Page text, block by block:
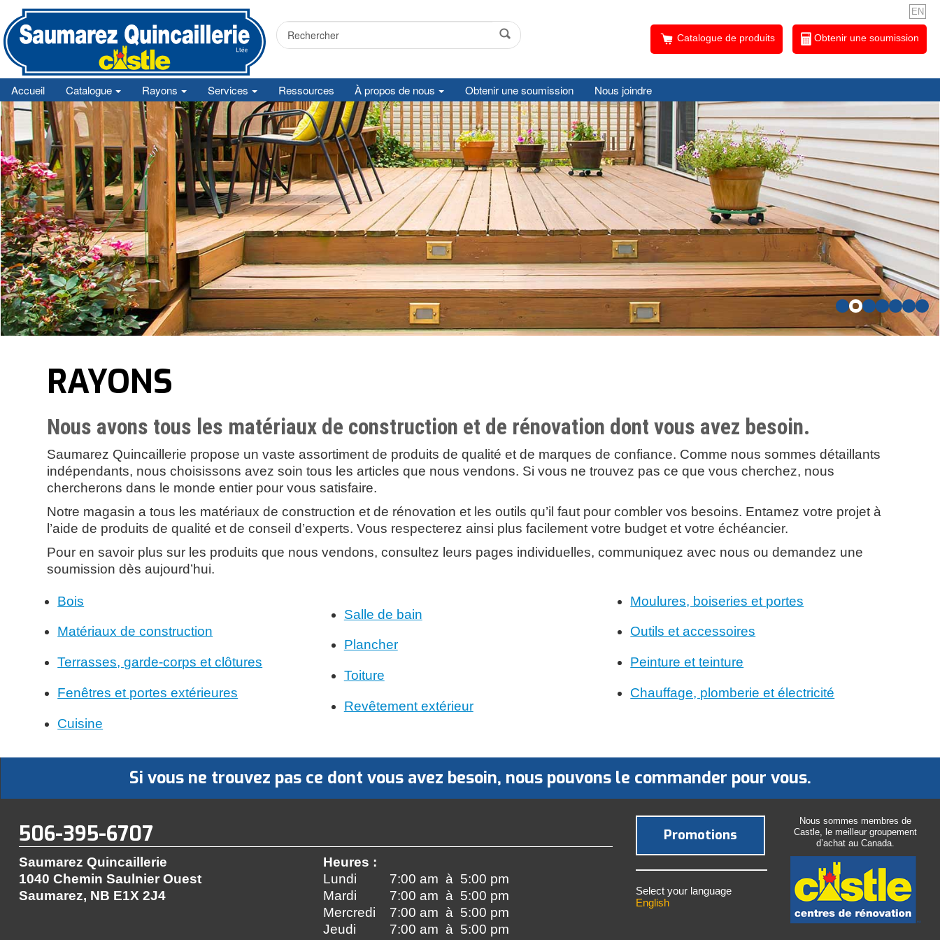
Catalogue de produits Obtenir une soumission
EN
Accueil Catalogue Rayons Services Ressources À propos de nous Obtenir une soumission Nous joindre
RAYONS
Nous avons tous les matériaux de construction et de rénovation dont vous avez besoin.
Saumarez Quincaillerie propose un vaste assortiment de produits de qualité et de marques de confiance. Comme nous sommes détaillants
indépendants, nous choisissons avez soin tous les articles que nous vendons. Si vous ne trouvez pas ce que vous cherchez, nous
chercherons dans le monde entier pour vous satisfaire.
Notre magasin a tous les matériaux de construction et de rénovation et les outils qu’il faut pour combler vos besoins. Entamez votre projet à
l’aide de produits de qualité et de conseil d’experts. Vous respecterez ainsi plus facilement votre budget et votre échéancier.
Pour en savoir plus sur les produits que nous vendons, consultez leurs pages individuelles, communiquez avec nous ou demandez une
soumission dès aujourd’hui.
Bois
Matériaux de construction
Terrasses, garde-corps et clôtures
Fenêtres et portes extérieures
Cuisine
Salle de bain
Plancher
Toiture
Revêtement extérieur
Moulures, boiseries et portes
Outils et accessoires
Peinture et teinture
Chauffage, plomberie et électricité
Si vous ne trouvez pas ce dont vous avez besoin, nous pouvons le commander pour vous.
506-395-6707
Saumarez Quincaillerie
1040 Chemin Saulnier Ouest
Saumarez, NB E1X 2J4
Heures :
Lundi
7:00 am à 5:00 pm
Mardi
7:00 am à 5:00 pm
Mercredi
7:00 am à 5:00 pm
Jeudi
7:00 am à 5:00 pm
Promotions
Select your language
English
Nous sommes membres de
Castle, le meilleur groupement
d’achat au Canada.